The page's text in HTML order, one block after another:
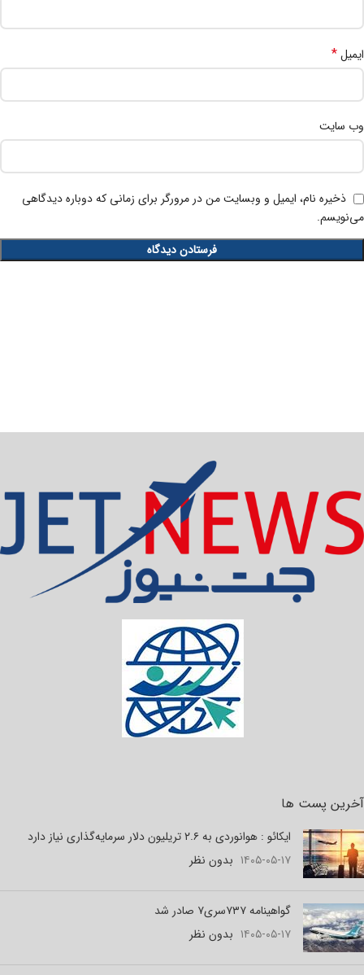
ایمیل*
وب‌ سایت
ذخیره نام، ایمیل و وبسایت من در مرورگر برای زمانی که دوباره دیدگاهی
می‌نویسم.
آخرین پست ها
ایکائو : هوانوردی به ۲.۶ تریلیون دلار سرمایه‌گذاری نیاز دارد
۱۴۰۵-۰۵-۱۷ بدون نظر
گواهینامه ۷۳۷سری۷ صادر شد
۱۴۰۵-۰۵-۱۷ بدون نظر